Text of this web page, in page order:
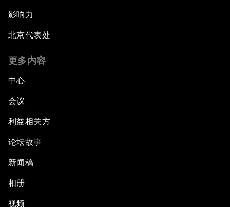
影响力
北京代表处
更多内容
中心
会议
利益相关方
论坛故事
新闻稿
相册
视频